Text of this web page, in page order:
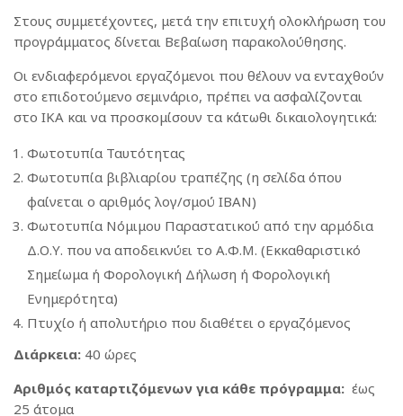
Στους συμμετέχοντες, μετά την επιτυχή ολοκλήρωση του
προγράμματος δίνεται Βεβαίωση παρακολούθησης.
Οι ενδιαφερόμενοι εργαζόμενοι που θέλουν να ενταχθούν
στο επιδοτούμενο σεμινάριο, πρέπει να ασφαλίζονται
στο ΙΚΑ και να προσκομίσουν τα κάτωθι δικαιολογητικά:
Φωτοτυπία Ταυτότητας
Φωτοτυπία βιβλιαρίου τραπέζης (η σελίδα όπου
φαίνεται ο αριθμός λογ/σμού IBAN)
Φωτοτυπία Νόμιμου Παραστατικού από την αρμόδια
Δ.Ο.Υ. που να αποδεικνύει το Α.Φ.Μ. (Εκκαθαριστικό
Σημείωμα ή Φορολογική Δήλωση ή Φορολογική
Ενημερότητα)
Πτυχίο ή απολυτήριο που διαθέτει ο εργαζόμενος
Διάρκεια: 40 ώρες
Αριθμός καταρτιζόμενων για κάθε πρόγραμμα: έως
25 άτομα